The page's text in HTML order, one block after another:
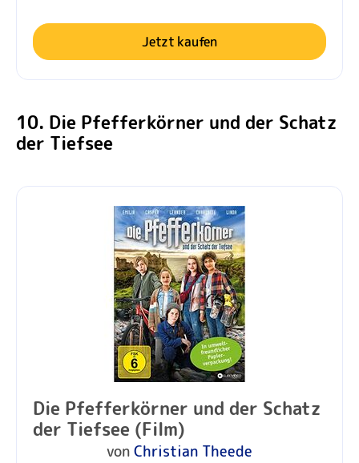
Jetzt kaufen
10. Die Pfefferkörner und der Schatz
der Tiefsee
Die Pfefferkörner und der Schatz
der Tiefsee (Film)
von Christian Theede